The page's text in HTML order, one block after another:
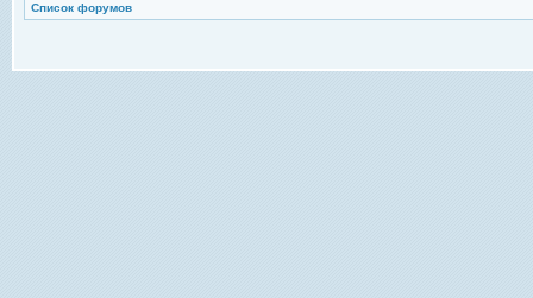
Список форумов